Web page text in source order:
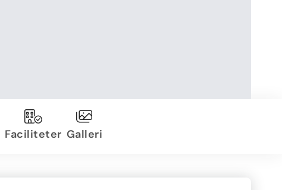
Faciliteter Galleri